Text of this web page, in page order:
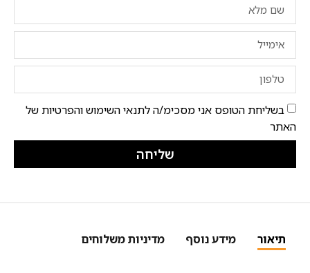
בשליחת הטופס אני מסכימ/ה לתנאי השימוש והפרטיות של
האתר
שליחה
תיאור מידע נוסף מדיניות משלוחים